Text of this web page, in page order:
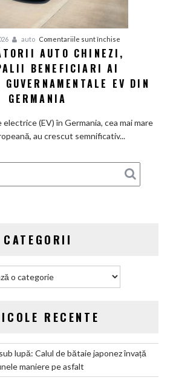
și
100%
auto Comentariile sunt închise
chinezi,
din
Germania
AUTO CHINEZI,
BENEFICIARI AI
GUVERNAMENTALE EV DIN
GERMANIA
(EV) în Germania, cea mai mare
au crescut semnificativ...
CATEGORII
RECENTE
lupă: Calul de bătaie japonez învață
maniere pe asfalt